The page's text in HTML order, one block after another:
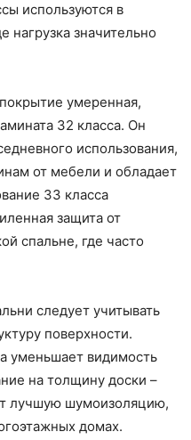
используются в
нагрузка значительно
умеренная,
32 класса. Он
использования,
от мебели и обладает
33 класса
защита от
спальне, где часто
следует учитывать
поверхности.
уменьшает видимость
на толщину доски –
лучшую шумоизоляцию,
домах.